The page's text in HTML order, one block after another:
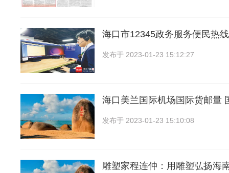
海口市12345政务服务便民热
发布于 2023-01-23 15:12:27
海口美兰国际机场国际货邮量
发布于 2023-01-23 15:10:08
雕塑家程连仲：用雕塑弘扬海